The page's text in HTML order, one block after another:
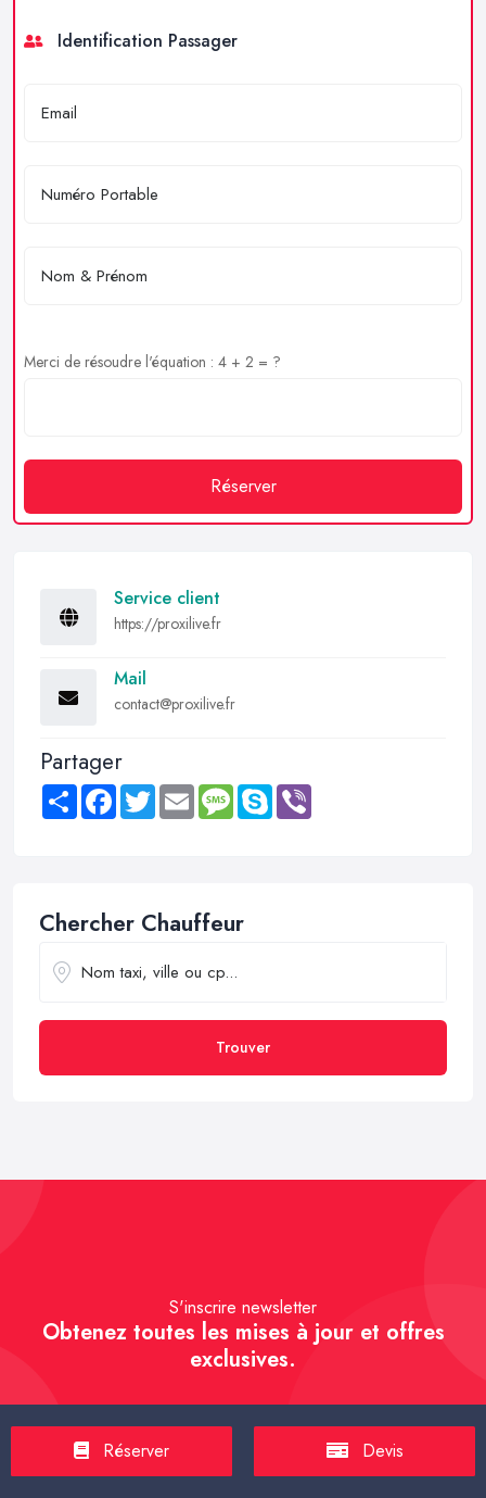
Identification Passager
Merci de résoudre l'équation : 4 + 2 = ?
Réserver
Service client
https://proxilive.fr
Mail
contact@proxilive.fr
Partager
Share FacebookTwitter Email MessageSkype
Chercher Chauffeur
Trouver
S'inscrire newsletter
Obtenez toutes les mises à jour et offres
exclusives.
S'inscrire
Réserver Devis